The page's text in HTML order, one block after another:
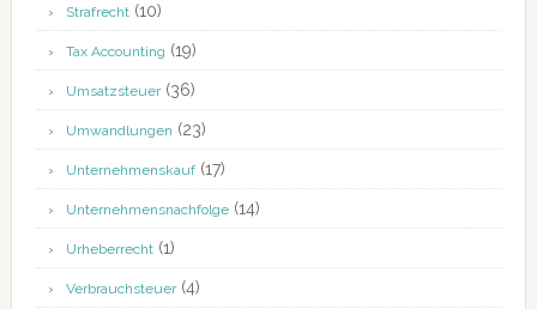
Strafrecht(10)
Tax Accounting (19)
Umsatzsteuer(36)
Umwandlungen (23)
Unternehmenskauf(17)
Unternehmensnachfolge(14)
Urheberrecht(1)
Verbrauchsteuer(4)